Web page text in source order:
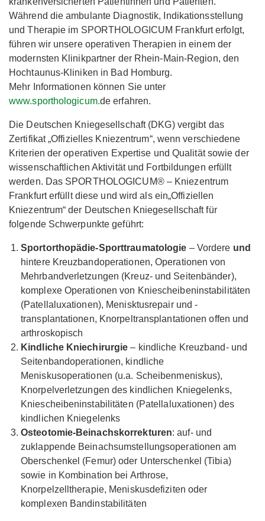
Während die ambulante Diagnostik, Indikationsstellung
und Therapie im SPORTHOLOGICUM Frankfurt erfolgt,
führen wir unsere operativen Therapien in einem der
modernsten Klinikpartner der Rhein-Main-Region, den
Hochtaunus-Kliniken in Bad Homburg.
Mehr Informationen können Sie unter
www.sporthologicum.de erfahren.
Die Deutschen Kniegesellschaft (DKG) vergibt das
Zertifikat „Offizielles Kniezentrum“, wenn verschiedene
Kriterien der operativen Expertise und Qualität sowie der
wissenschaftlichen Aktivität und Fortbildungen erfüllt
werden. Das SPORTHOLOGICUM® – Kniezentrum
Frankfurt erfüllt diese und wird als ein„Offiziellen
Kniezentrum“ der Deutschen Kniegesellschaft für
folgende Schwerpunkte geführt:
Sportorthopädie-Sporttraumatologie – Vordere und
hintere Kreuzbandoperationen, Operationen von
Mehrbandverletzungen (Kreuz- und Seitenbänder),
komplexe Operationen von Kniescheibeninstabilitäten
(Patellaluxationen), Menisktusrepair und -
transplantationen, Knorpeltransplantationen offen und
arthroskopisch
Kindliche Kniechirurgie – kindliche Kreuzband- und
Seitenbandoperationen, kindliche
Meniskusoperationen (u.a. Scheibenmeniskus),
Knorpelverletzungen des kindlichen Kniegelenks,
Kniescheibeninstabilitäten (Patellaluxationen) des
kindlichen Kniegelenks
Osteotomie-Beinachskorrekturen: auf- und
zuklappende Beinachsumstellungsoperationen am
Oberschenkel (Femur) oder Unterschenkel (Tibia)
sowie in Kombination bei Arthrose,
Knorpelzelltherapie, Meniskusdefiziten oder
komplexen Bandinstabilitäten